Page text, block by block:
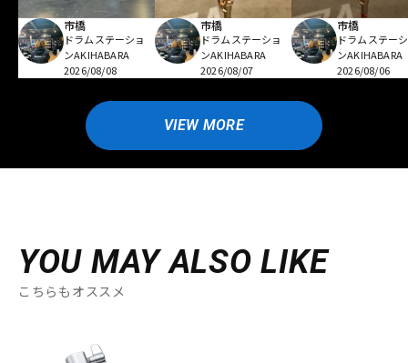
市橋
ドラムステーショ
ンAKIHABARA
2026/08/08
市橋
ドラムステーショ
ンAKIHABARA
2026/08/07
市橋
ドラムステー
ンAKIHABARA
2026/08/06
VIEW MORE
YOU MAY ALSO LIKE
こちらもオススメ